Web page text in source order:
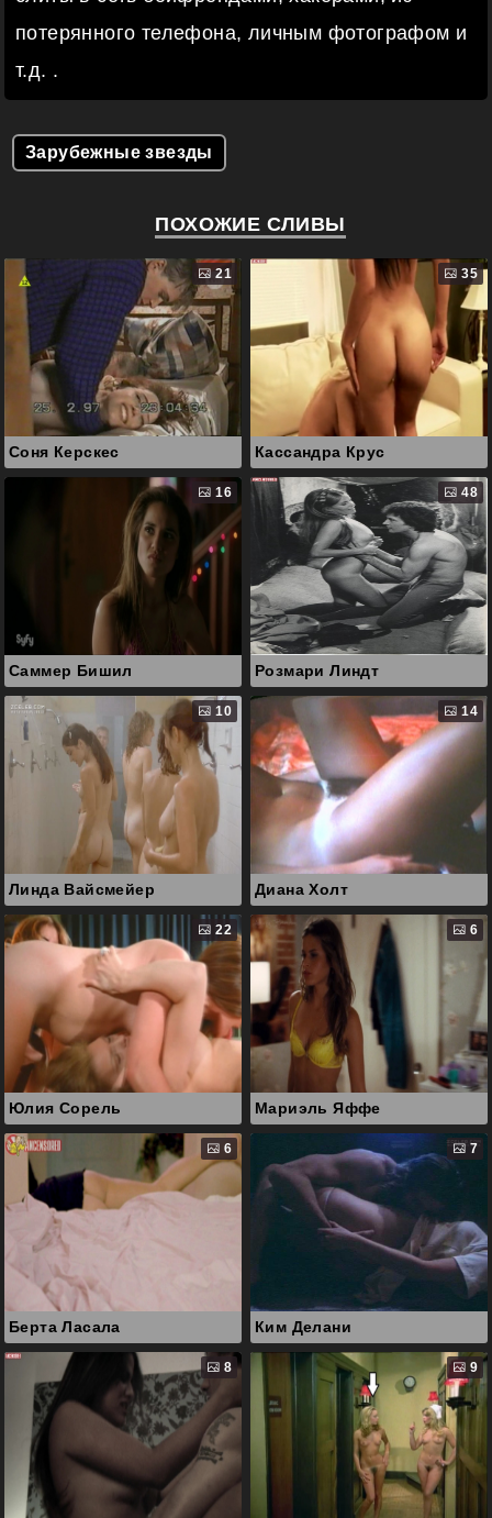
потерянного телефона, личным фотографом и
т.д. .
Зарубежные звезды
ПОХОЖИЕ СЛИВЫ
21
Соня Керскес
35
Кассандра Крус
16
Саммер Бишил
48
Розмари Линдт
10
Линда Вайсмейер
14
Диана Холт
22
Юлия Сорель
6
Мариэль Яффе
6
Берта Ласала
7
Ким Делани
8 9